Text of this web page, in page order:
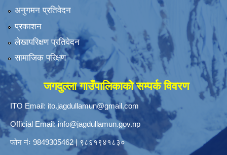
अनुगमन प्रतिवेदन
प्रकाशन
लेखापरिक्षण प्रतिवेदन
सामाजिक परिक्षण
जगदुल्ला गाउँपालिकाको सम्पर्क विवरण
ITO Email: ito.jagdullamun@gmail.com
Official Email:info@jagdullamun.gov.np
फोन नंः 9849305462| ९८६१९४१८३०